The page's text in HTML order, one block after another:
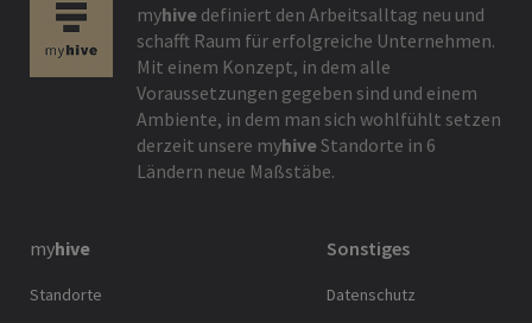
myhive definiert den Arbeitsalltag neu und
schafft Raum für erfolgreiche Unternehmen.
Mit einem Konzept, in dem alle
Voraussetzungen gegeben sind und einem
Ambiente, in dem man sich wohlfühlt setzen
derzeit unsere myhiveStandorte in 6
Ländern neue Maßstäbe.
myhive
Standorte
Sonstiges
Datenschutz